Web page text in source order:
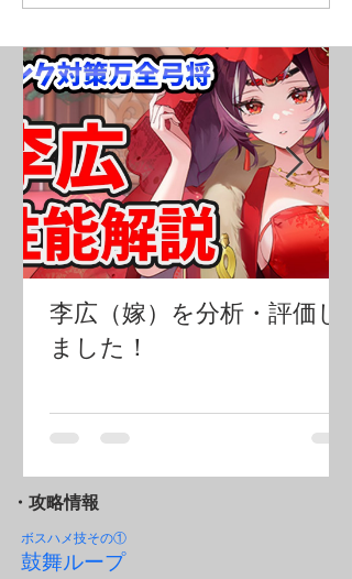
李広（嫁）を分析・評価し
ました！
・攻略情報
ボスハメ技その①
鼓舞ループ